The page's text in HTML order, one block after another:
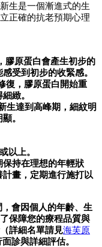
生是一個漸進式的生
正確的抗老預期心理
膠原蛋白會產生初步的
受到初步的收緊感。
復，膠原蛋白開始重
緻。
生達到高峰期，細紋明
。
以上。
持在理想的年輕狀
畫，定期進行施打以
，會因個人的年齡、生
保障您的療程品質與
詳細名單請見海芙原
診與詳細評估。